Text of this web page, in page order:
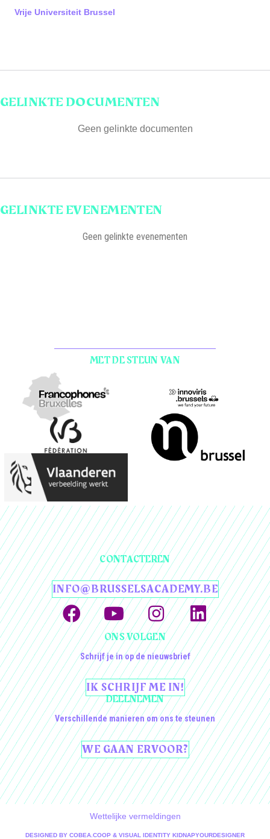
Vrije Universiteit Brussel
GELINKTE DOCUMENTEN
Geen gelinkte documenten
GELINKTE EVENEMENTEN
Geen gelinkte evenementen
MET DE STEUN VAN
CONTACTEREN
INFO@BRUSSELSACADEMY.BE
ONS VOLGEN
Schrijf je in op de nieuwsbrief
IK SCHRIJF ME IN!
DEELNEMEN
Verschillende manieren om ons te steunen
WE GAAN ERVOOR?
Wettelijke vermeldingen
DESIGNED BY COBEA.COOP & VISUAL IDENTITY KIDNAPYOURDESIGNER